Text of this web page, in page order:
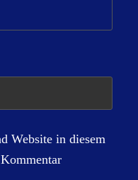
Website in diesem